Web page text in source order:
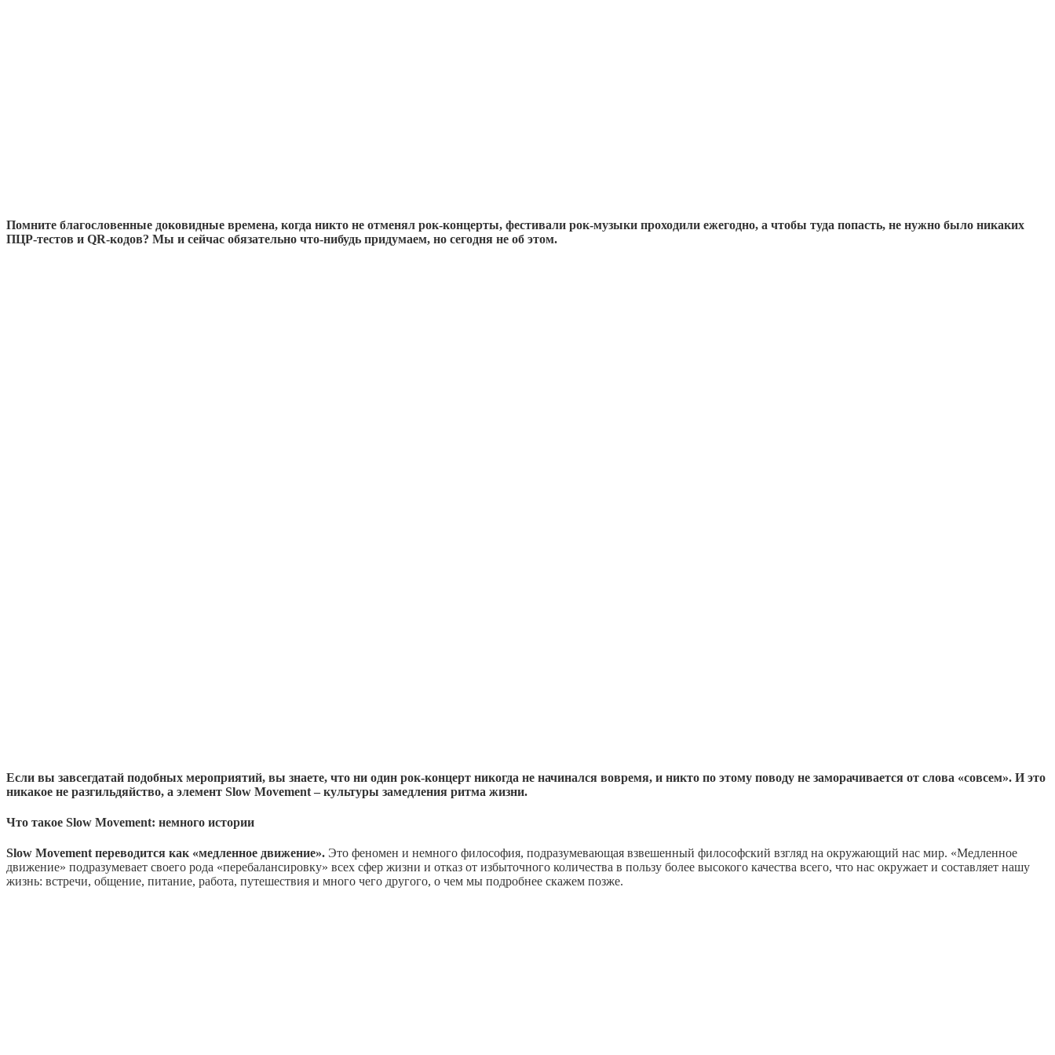
Помните благословенные доковидные времена, когда никто не отменял рок-концерты, фестивали рок-музыки проходили ежегодно, а чтобы туда попасть, не нужно было никаких
ПЦР-тестов и QR-кодов? Мы и сейчас обязательно что-нибудь придумаем, но сегодня не об этом.
Если вы завсегдатай подобных мероприятий, вы знаете, что ни один рок-концерт никогда не начинался вовремя, и никто по этому поводу не заморачивается от слова «совсем». И это
никакое не разгильдяйство, а элемент Slow Movement – культуры замедления ритма жизни.
Что такое Slow Movement: немного истории
Slow Movement переводится как «медленное движение». Это феномен и немного философия, подразумевающая взвешенный философский взгляд на окружающий нас мир. «Медленное
движение» подразумевает своего рода «перебалансировку» всех сфер жизни и отказ от избыточного количества в пользу более высокого качества всего, что нас окружает и составляет нашу
жизнь: встречи, общение, питание, работа, путешествия и много чего другого, о чем мы подробнее скажем позже.